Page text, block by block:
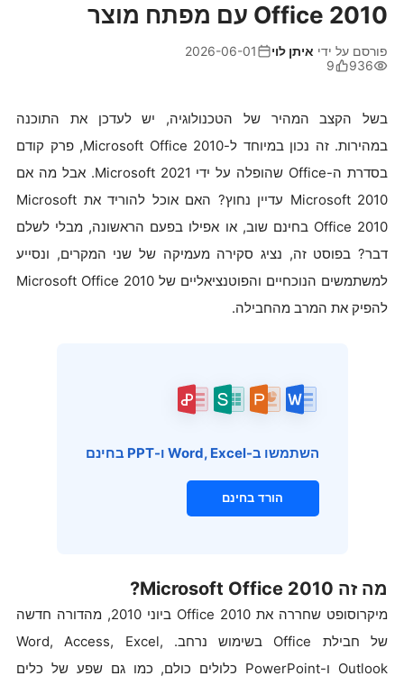
Office 2010 עם מפתח מוצר
פורסם על ידי איתן לוי
2026-06-01
936
9
בשל הקצב המהיר של הטכנולוגיה, יש לעדכן את התוכנה
במהירות. זה נכון במיוחד ל-Microsoft Office 2010, פרק קודם
בסדרת ה-Office שהופלה על ידי Microsoft 2021. אבל מה אם
Microsoft 2010 עדיין נחוץ? האם אוכל להוריד את Microsoft
Office 2010 בחינם שוב, או אפילו בפעם הראשונה, מבלי לשלם
דבר? בפוסט זה, נציג סקירה מעמיקה של שני המקרים, ונסייע
למשתמשים הנוכחיים והפוטנציאליים של Microsoft Office 2010
להפיק את המרב מהחבילה.
השתמשו ב-Word, Excel ו-PPT בחינם
הורד בחינם
מה זה Microsoft Office 2010?
מיקרוסופט שחררה את Office 2010 ביוני 2010, מהדורה חדשה
של חבילת Office בשימוש נרחב. Word, Access, Excel,
Outlook ו-PowerPoint כלולים כולם, כמו גם שפע של כלים